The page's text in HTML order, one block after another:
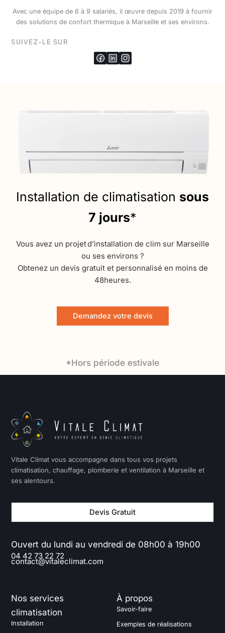
Avec une équipe de 6 à 9 salariés, il œuvre depuis 2019 à fournir
des solutions de confort thermique à Marseille et ses environs.
SUIVEZ-LE SUR
Installation de climatisation sous
7 jours*
Vous avez un projet d’installation de clim sur Marseille
ou ses environs ?
Obtenez un devis gratuit et personnalisé en moins de
48heures.
Demandez votre devis
*Hors période estivale
Vitale Climat vous accompagne dans tous vos projets
climatisation, chauffage, plomberie et ventilation à Marseille et
ses alentours.
Devis Gratuit
Ouvert du lundi au vendredi de 08h00 à 19h00
04 42 73 22 72
contact@vitaleclimat.com
Nos services
climatisation
Installation
À propos
Savoir-faire
Exemples de réalisations